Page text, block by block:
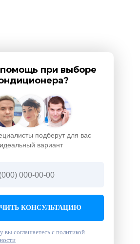
подберут для вас
идеальный вариант
при выборе
КОНСУЛЬТАЦИЮ
вы соглашаетесь с политикой